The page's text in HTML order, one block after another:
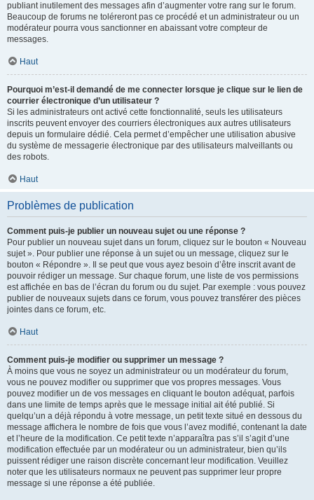
publiant inutilement des messages afin d’augmenter votre rang sur le forum.
Beaucoup de forums ne toléreront pas ce procédé et un administrateur ou un
modérateur pourra vous sanctionner en abaissant votre compteur de
messages.
Haut
Pourquoi m’est-il demandé de me connecter lorsque je clique sur le lien de
courrier électronique d’un utilisateur ?
Si les administrateurs ont activé cette fonctionnalité, seuls les utilisateurs
inscrits peuvent envoyer des courriers électroniques aux autres utilisateurs
depuis un formulaire dédié. Cela permet d’empêcher une utilisation abusive
du système de messagerie électronique par des utilisateurs malveillants ou
des robots.
Haut
Problèmes de publication
Comment puis-je publier un nouveau sujet ou une réponse ?
Pour publier un nouveau sujet dans un forum, cliquez sur le bouton « Nouveau
sujet ». Pour publier une réponse à un sujet ou un message, cliquez sur le
bouton « Répondre ». Il se peut que vous ayez besoin d’être inscrit avant de
pouvoir rédiger un message. Sur chaque forum, une liste de vos permissions
est affichée en bas de l’écran du forum ou du sujet. Par exemple : vous pouvez
publier de nouveaux sujets dans ce forum, vous pouvez transférer des pièces
jointes dans ce forum, etc.
Haut
Comment puis-je modifier ou supprimer un message ?
À moins que vous ne soyez un administrateur ou un modérateur du forum,
vous ne pouvez modifier ou supprimer que vos propres messages. Vous
pouvez modifier un de vos messages en cliquant le bouton adéquat, parfois
dans une limite de temps après que le message initial ait été publié. Si
quelqu’un a déjà répondu à votre message, un petit texte situé en dessous du
message affichera le nombre de fois que vous l’avez modifié, contenant la date
et l’heure de la modification. Ce petit texte n’apparaîtra pas s’il s’agit d’une
modification effectuée par un modérateur ou un administrateur, bien qu’ils
puissent rédiger une raison discrète concernant leur modification. Veuillez
noter que les utilisateurs normaux ne peuvent pas supprimer leur propre
message si une réponse a été publiée.